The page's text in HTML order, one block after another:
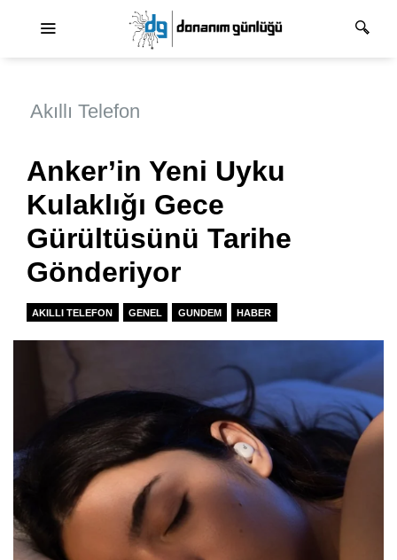
Akıllı Telefon
Anker’in Yeni Uyku
Kulaklığı Gece
Gürültüsünü Tarihe
Gönderiyor
AKILLI TELEFON GENEL GUNDEM HABER